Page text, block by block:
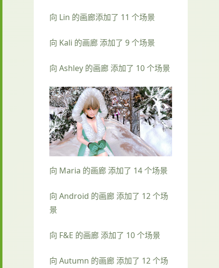
向 Lin 的画廊添加了 11 个场景
向 Kali 的画廊 添加了 9 个场景
向 Ashley 的画廊 添加了 10 个场景
向 Maria 的画廊 添加了 14 个场景
向 Android 的画廊 添加了 12 个场
景
向 F&E 的画廊 添加了 10 个场景
向 Autumn 的画廊 添加了 12 个场